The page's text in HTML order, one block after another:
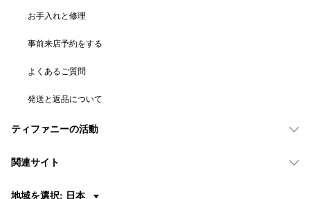
お手入れと修理
事前来店予約をする
よくあるご質問
発送と返品について
ティファニーの活動
関連サイト
地域を選択: 日本